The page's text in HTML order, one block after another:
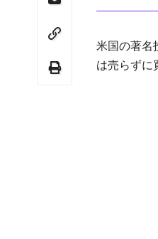
米国の著名
は売らずに